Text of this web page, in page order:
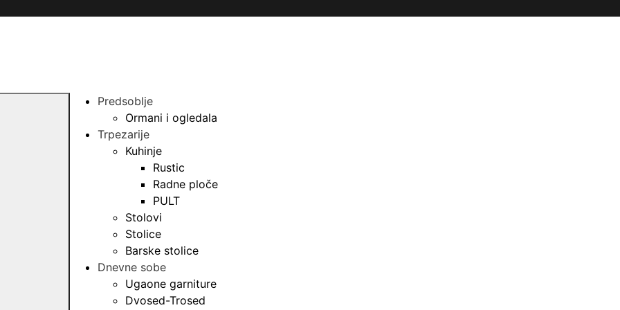
Predsoblje
Ormani i ogledala
Trpezarije
Kuhinje
Rustic
Radne ploče
PULT
Stolovi
Stolice
Barske stolice
Dnevne sobe
Ugaone garniture
Dvosed-Trosed